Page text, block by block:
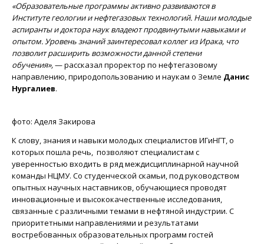
«Образовательные программы активно развиваются в
Институте геологии и нефтегазовых технологий. Наши молодые
аспиранты и доктора наук владеют продвинутыми навыками и
опытом. Уровень знаний заинтересовал коллег из Ирака, что
позволит расширить возможности данной степени
обучения»,— рассказал проректор по нефтегазовому
направлению, природопользованию и наукам о Земле Данис
Нургалиев.
фото: Аделя Закирова
К слову, знания и навыки молодых специалистов ИГиНГТ, о
которых пошла речь, позволяют специалистам с
уверенностью входить в ряд междисциплинарной научной
команды НЦМУ. Со студенческой скамьи, под руководством
опытных научных наставников, обучающиеся проводят
инновационные и высококачественные исследования,
связанные с различными темами в нефтяной индустрии. С
приоритетными направлениями и результатами
востребованных образовательных программ гостей